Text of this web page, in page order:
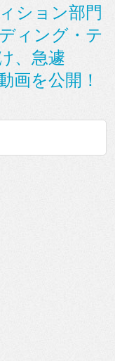
ション部門
ィング・テ
、急遽
画を公開！